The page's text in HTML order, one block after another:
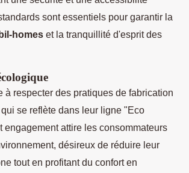
sont essentiels pour garantir la
homes et la tranquillité d'esprit des
à respecter des pratiques de fabrication
se reflète dans leur ligne "Eco
engagement attire les consommateurs
désireux de réduire leur
tout en profitant du confort en